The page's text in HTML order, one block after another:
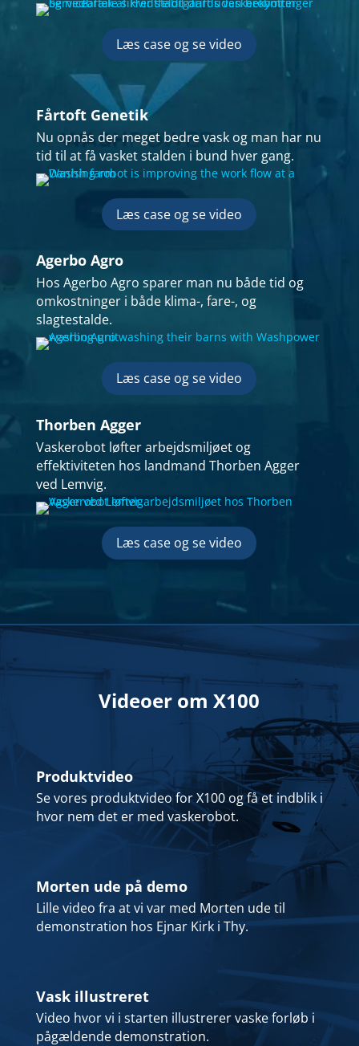
Læs case og se video
Fårtoft Genetik
Nu opnås der meget bedre vask og man har nu
tid til at få vasket stalden i bund hver gang.
Læs case og se video
Agerbo Agro
Hos Agerbo Agro sparer man nu både tid og
omkostninger i både klima-, fare-, og
slagtestalde.
Læs case og se video
Thorben Agger
Vaskerobot løfter arbejdsmiljøet og
effektiviteten hos landmand Thorben Agger
ved Lemvig.
Læs case og se video
Videoer om X100
Produktvideo
Se vores produktvideo for X100 og få et indblik i
hvor nem det er med vaskerobot.
Morten ude på demo
Lille video fra at vi var med Morten ude til
demonstration hos Ejnar Kirk i Thy.
Vask illustreret
Video hvor vi i starten illustrerer vaske forløb i
pågældende demonstration.